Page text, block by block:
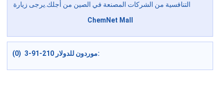
التنافسية من الشركات المصنعة في الصين من أجلك.يرجى زيارة
ChemNet Mall
موردون للدولار 210-91-3 (0):